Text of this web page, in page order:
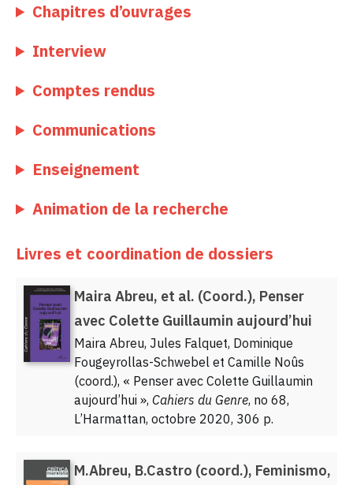
Chapitres d’ouvrages
Interview
Comptes rendus
Communications
Enseignement
Animation de la recherche
Livres et coordination de dossiers
Maira Abreu, et al. (Coord.), Penser
avec Colette Guillaumin aujourd’hui
Maira Abreu, Jules Falquet, Dominique
Fougeyrollas-Schwebel et Camille Noûs
(coord.), « Penser avec Colette Guillaumin
aujourd’hui », Cahiers du Genre, no 68,
L’Harmattan, octobre 2020, 306 p.
M.Abreu, B.Castro (coord.), Feminismo,